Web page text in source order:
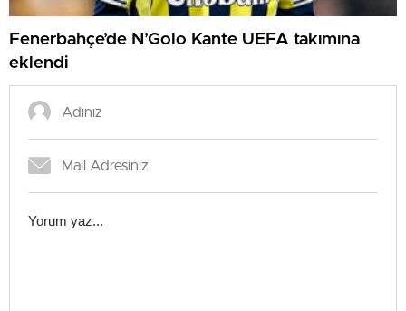
Fenerbahçe’de N’Golo Kante UEFA takımına
eklendi